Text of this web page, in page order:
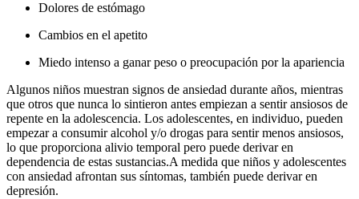
Dolores de estómago
Cambios en el apetito
Miedo intenso a ganar peso o preocupación por la apariencia
Algunos niños muestran signos de ansiedad durante años, mientras
que otros que nunca lo sintieron antes empiezan a sentir ansiosos de
repente en la adolescencia. Los adolescentes, en individuo, pueden
empezar a consumir alcohol y/o drogas para sentir menos ansiosos,
lo que proporciona alivio temporal pero puede derivar en
dependencia de estas sustancias.A medida que niños y adolescentes
con ansiedad afrontan sus síntomas, también puede derivar en
depresión.